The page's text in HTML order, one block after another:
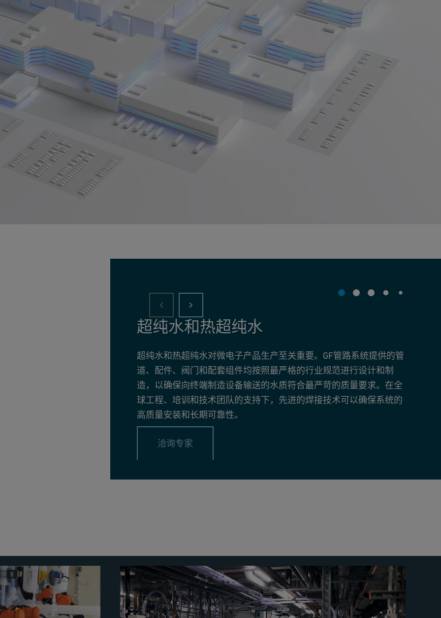
超纯水和热超纯水
超纯水和热超纯水对微电子产品生产至关重要。GF管路系统提供的管
道、配件、阀门和配套组件均按照最严格的行业规范进行设计和制
造，以确保向终端制造设备输送的水质符合最严苛的质量要求。在全
球工程、培训和技术团队的支持下，先进的焊接技术可以确保系统的
高质量安装和长期可靠性。
洽询专家